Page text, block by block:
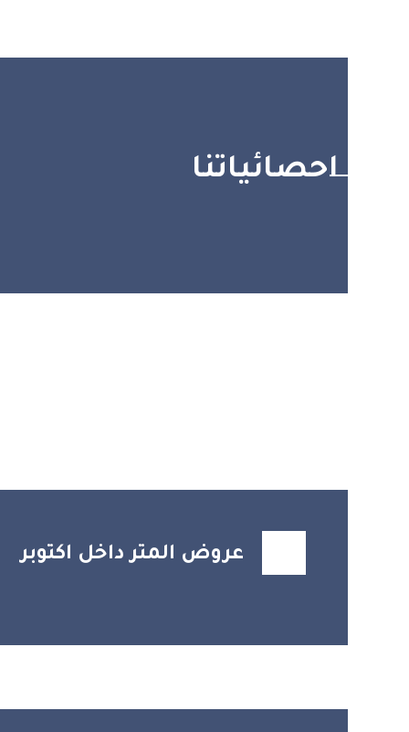
احصائياتنا
عروض المتر داخل اكتوبر